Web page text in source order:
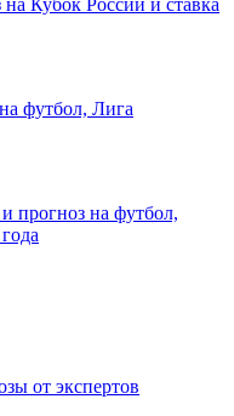
Кубок России и ставка
футбол, Лига
прогноз на футбол,
от экспертов